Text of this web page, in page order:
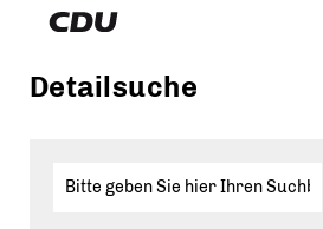
Detailsuche